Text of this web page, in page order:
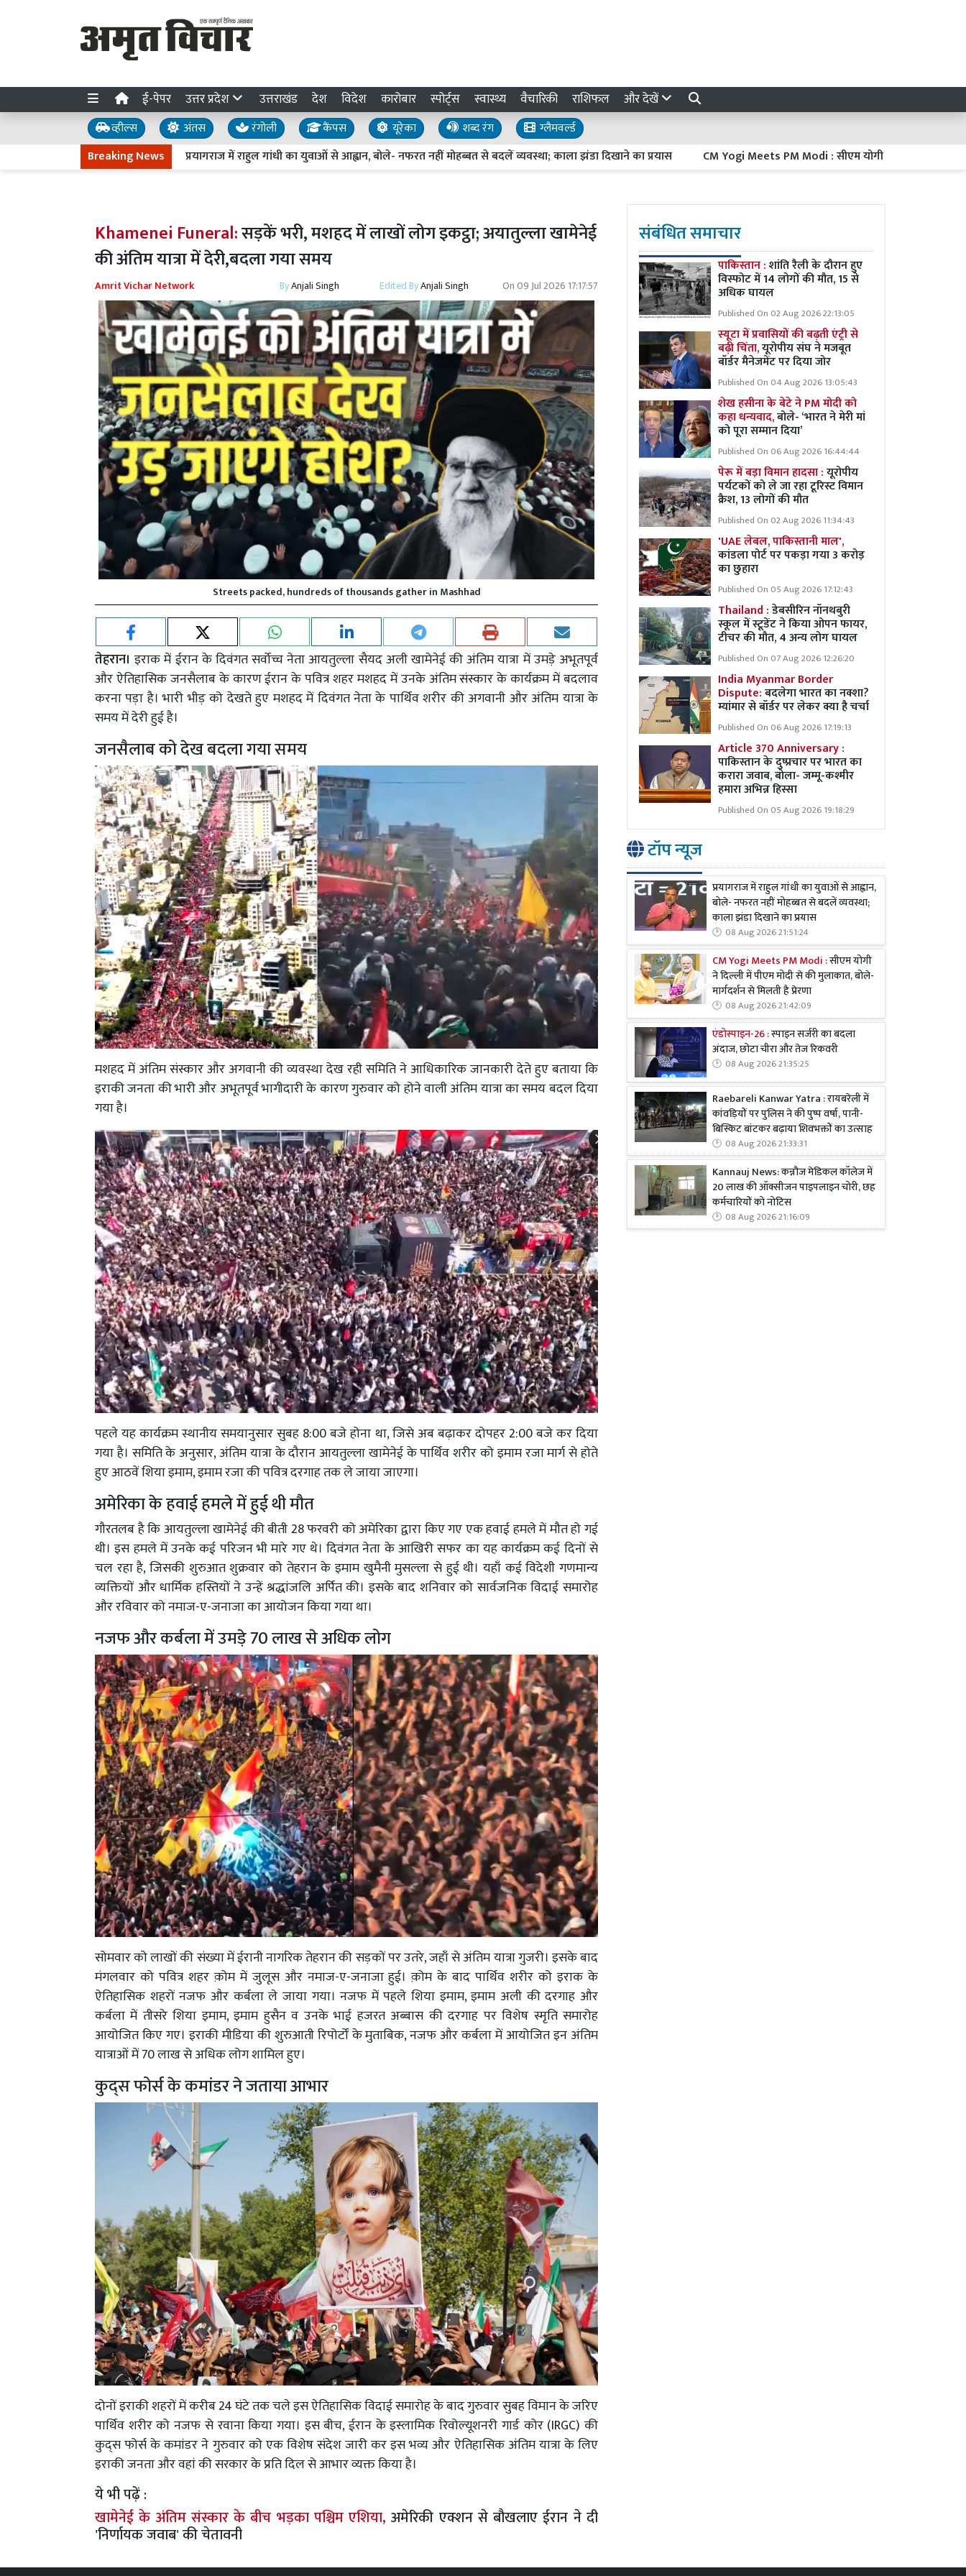
ई-पेपर उत्तर प्रदेश उत्तराखंड देश विदेश कारोबार स्पोर्ट्स स्वास्थ्य वैचारिकी राशिफल और देखें
व्हील्स अंतस रंगोली कैंपस यूरेका शब्द रंग
ग्लैमवर्ल्ड
Breaking News
प्रयागराज में राहुल गांधी का युवाओं से आह्वान, बोले- नफरत नहीं मोहब्बत से बदलें व्यवस्था; काला झंडा दिखाने का प्रयास CM Yogi Meets PM Modi : सीएम योगी ने दिल्ली में पीएम मोदी से की
Khamenei Funeral:सड़कें भरी, मशहद में लाखों लोग इकट्ठा; अयातुल्ला खामेनेई
की अंतिम यात्रा में देरी,बदला गया समय
Amrit Vichar Network ByAnjali Singh Edited ByAnjali Singh On09 Jul 2026 17:17:57
Streets packed, hundreds of thousands gather in Mashhad
तेहरान। इराक में ईरान के दिवंगत सर्वोच्च नेता आयतुल्ला सैयद अली खामेनेई की अंतिम यात्रा में उमड़े अभूतपूर्व
और ऐतिहासिक जनसैलाब के कारण ईरान के पवित्र शहर मशहद में उनके अंतिम संस्कार के कार्यक्रम में बदलाव
करना पड़ा है। भारी भीड़ को देखते हुए मशहद में दिवंगत नेता के पार्थिव शरीर की अगवानी और अंतिम यात्रा के
समय में देरी हुई है।
जनसैलाब को देख बदला गया समय
मशहद में अंतिम संस्कार और अगवानी की व्यवस्था देख रही समिति ने आधिकारिक जानकारी देते हुए बताया कि
इराकी जनता की भारी और अभूतपूर्व भागीदारी के कारण गुरुवार को होने वाली अंतिम यात्रा का समय बदल दिया
गया है।
पहले यह कार्यक्रम स्थानीय समयानुसार सुबह 8:00 बजे होना था, जिसे अब बढ़ाकर दोपहर 2:00 बजे कर दिया
गया है। समिति के अनुसार, अंतिम यात्रा के दौरान आयतुल्ला खामेनेई के पार्थिव शरीर को इमाम रजा मार्ग से होते
हुए आठवें शिया इमाम, इमाम रजा की पवित्र दरगाह तक ले जाया जाएगा।
अमेरिका के हवाई हमले में हुई थी मौत
गौरतलब है कि आयतुल्ला खामेनेई की बीती 28 फरवरी को अमेरिका द्वारा किए गए एक हवाई हमले में मौत हो गई
थी। इस हमले में उनके कई परिजन भी मारे गए थे। दिवंगत नेता के आखिरी सफर का यह कार्यक्रम कई दिनों से
चल रहा है, जिसकी शुरुआत शुक्रवार को तेहरान के इमाम खुमैनी मुसल्ला से हुई थी। यहाँ कई विदेशी गणमान्य
व्यक्तियों और धार्मिक हस्तियों ने उन्हें श्रद्धांजलि अर्पित की। इसके बाद शनिवार को सार्वजनिक विदाई समारोह
और रविवार को नमाज-ए-जनाजा का आयोजन किया गया था।
नजफ और कर्बला में उमड़े 70 लाख से अधिक लोग
सोमवार को लाखों की संख्या में ईरानी नागरिक तेहरान की सड़कों पर उतरे, जहाँ से अंतिम यात्रा गुजरी। इसके बाद
मंगलवार को पवित्र शहर क़ोम में जुलूस और नमाज-ए-जनाजा हुई। क़ोम के बाद पार्थिव शरीर को इराक के
ऐतिहासिक शहरों नजफ और कर्बला ले जाया गया। नजफ में पहले शिया इमाम, इमाम अली की दरगाह और
कर्बला में तीसरे शिया इमाम, इमाम हुसैन व उनके भाई हजरत अब्बास की दरगाह पर विशेष स्मृति समारोह
आयोजित किए गए। इराकी मीडिया की शुरुआती रिपोर्टों के मुताबिक, नजफ और कर्बला में आयोजित इन अंतिम
यात्राओं में 70 लाख से अधिक लोग शामिल हुए।
कुद्स फोर्स के कमांडर ने जताया आभार
दोनों इराकी शहरों में करीब 24 घंटे तक चले इस ऐतिहासिक विदाई समारोह के बाद गुरुवार सुबह विमान के जरिए
पार्थिव शरीर को नजफ से रवाना किया गया। इस बीच, ईरान के इस्लामिक रिवोल्यूशनरी गार्ड कोर (IRGC) की
कुद्स फोर्स के कमांडर ने गुरुवार को एक विशेष संदेश जारी कर इस भव्य और ऐतिहासिक अंतिम यात्रा के लिए
इराकी जनता और वहां की सरकार के प्रति दिल से आभार व्यक्त किया है।
ये भी पढ़ें :
खामेनेई के अंतिम संस्कार के बीच भड़का पश्चिम एशिया,अमेरिकी एक्शन से बौखलाए ईरान ने दी
'निर्णायक जवाब' की चेतावनी
संबंधित समाचार
पाकिस्तान :शांति रैली के दौरान हुए
विस्फोट में 14 लोगों की मौत, 15 से
अधिक घायल
Published On 02 Aug 2026 22:13:05
स्यूटा में प्रवासियों की बढ़ती एंट्री से
बढ़ी चिंता,यूरोपीय संघ ने मजबूत
बॉर्डर मैनेजमेंट पर दिया जोर
Published On 04 Aug 2026 13:05:43
शेख हसीना के बेटे ने PM मोदी को
कहा धन्यवाद,बोले- ‘भारत ने मेरी मां
को पूरा सम्मान दिया’
Published On 06 Aug 2026 16:44:44
पेरू में बड़ा विमान हादसा :यूरोपीय
पर्यटकों को ले जा रहा टूरिस्ट विमान
क्रैश, 13 लोगों की मौत
Published On 02 Aug 2026 11:34:43
'UAE लेबल, पाकिस्तानी माल',
कांडला पोर्ट पर पकड़ा गया 3 करोड़
का छुहारा
Published On 05 Aug 2026 17:12:43
Thailand :डेबसीरिन नॉनथबुरी
स्कूल में स्टूडेंट ने किया ओपन फायर,
टीचर की मौत, 4 अन्य लोग घायल
Published On 07 Aug 2026 12:26:20
India Myanmar Border
Dispute:बदलेगा भारत का नक्शा?
म्यांमार से बॉर्डर पर लेकर क्या है चर्चा
Published On 06 Aug 2026 17:19:13
Article 370 Anniversary :
पाकिस्तान के दुष्प्रचार पर भारत का
करारा जवाब, बोला- जम्मू-कश्मीर
हमारा अभिन्न हिस्सा
Published On 05 Aug 2026 19:18:29
टॉप न्यूज
प्रयागराज में राहुल गांधी का युवाओं से आह्वान,
बोले- नफरत नहीं मोहब्बत से बदलें व्यवस्था;
काला झंडा दिखाने का प्रयास
08 Aug 2026 21:51:24
CM Yogi Meets PM Modi :सीएम योगी
ने दिल्ली में पीएम मोदी से की मुलाकात, बोले-
मार्गदर्शन से मिलती है प्रेरणा
08 Aug 2026 21:42:09
एंडोस्पाइन-26 :स्पाइन सर्जरी का बदला
अंदाज, छोटा चीरा और तेज रिकवरी
08 Aug 2026 21:35:25
Raebareli Kanwar Yatra : रायबरेली में
कांवड़ियों पर पुलिस ने की पुष्प वर्षा, पानी-
बिस्किट बांटकर बढ़ाया शिवभक्तों का उत्साह
08 Aug 2026 21:33:31
Kannauj News: कन्नौज मेडिकल कॉलेज में
20 लाख की ऑक्सीजन पाइपलाइन चोरी, छह
कर्मचारियों को नोटिस
08 Aug 2026 21:16:09